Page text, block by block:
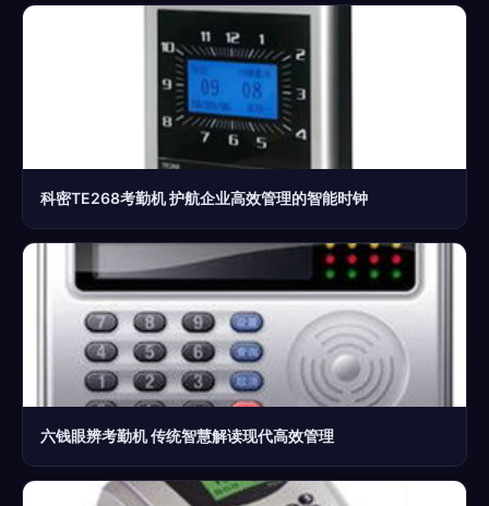
科密TE268考勤机 护航企业高效管理的智能时钟
六钱眼辨考勤机 传统智慧解读现代高效管理